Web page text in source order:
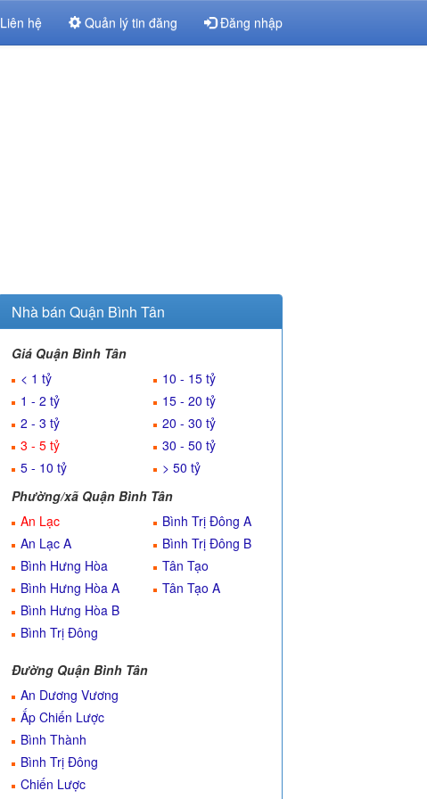
Liên hệ Quản lý tin đăng Đăng nhập
Nhà bán Quận Bình Tân
Giá Quận Bình Tân
< 1 tỷ
1 - 2 tỷ
2 - 3 tỷ
3 - 5 tỷ
5 - 10 tỷ
10 - 15 tỷ
15 - 20 tỷ
20 - 30 tỷ
30 - 50 tỷ
> 50 tỷ
Phường/xã Quận Bình Tân
An Lạc
An Lạc A
Bình Hưng Hòa
Bình Hưng Hòa A
Bình Hưng Hòa B
Bình Trị Đông
Bình Trị Đông A
Bình Trị Đông B
Tân Tạo
Tân Tạo A
Đường Quận Bình Tân
An Dương Vương
Ấp Chiến Lược
Bình Thành
Bình Trị Đông
Chiến Lược